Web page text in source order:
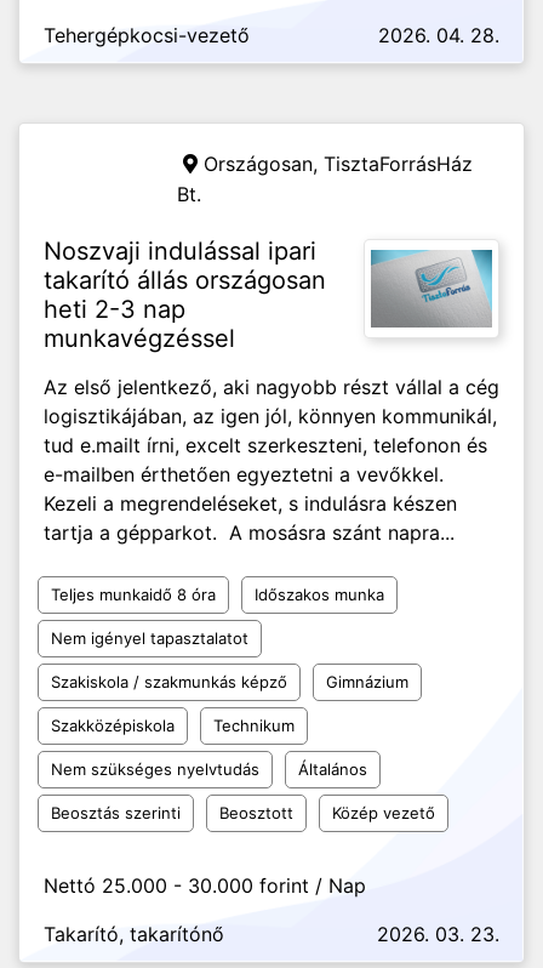
Tehergépkocsi-vezető 2026. 04. 28.
Országosan, TisztaForrásHáz
Bt.
Noszvaji indulással ipari
takarító állás országosan
heti 2-3 nap
munkavégzéssel
Az első jelentkező, aki nagyobb részt vállal a cég
logisztikájában, az igen jól, könnyen kommunikál,
tud e.mailt írni, excelt szerkeszteni, telefonon és
e-mailben érthetően egyeztetni a vevőkkel.
Kezeli a megrendeléseket, s indulásra készen
tartja a gépparkot. A mosásra szánt napra...
Teljes munkaidő 8 óra Időszakos munka
Nem igényel tapasztalatot
Szakiskola / szakmunkás képző Gimnázium
Szakközépiskola Technikum
Nem szükséges nyelvtudás Általános
Beosztás szerinti Beosztott Közép vezető
Nettó 25.000 - 30.000 forint / Nap
Takarító, takarítónő
2026. 03. 23.